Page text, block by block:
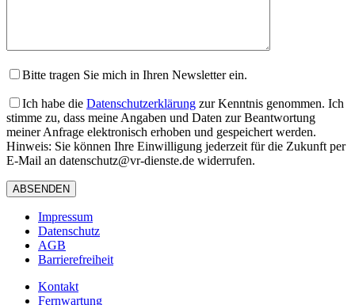
Bitte tragen Sie mich in Ihren Newsletter ein.
Ich habe die Datenschutzerklärung zur Kenntnis genommen. Ich
stimme zu, dass meine Angaben und Daten zur Beantwortung
meiner Anfrage elektronisch erhoben und gespeichert werden.
Hinweis: Sie können Ihre Einwilligung jederzeit für die Zukunft per
E-Mail an datenschutz@vr-dienste.de widerrufen.
Impressum
Datenschutz
AGB
Barrierefreiheit
Kontakt
Fernwartung